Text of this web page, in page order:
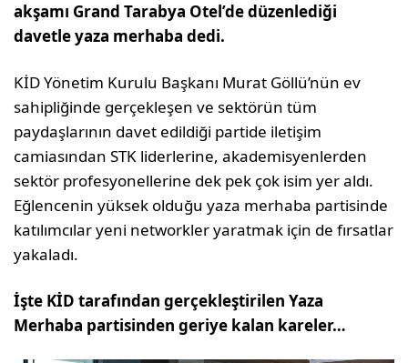
akşamı Grand Tarabya Otel’de düzenlediği
davetle yaza merhaba dedi.
KİD Yönetim Kurulu Başkanı Murat Göllü’nün ev
sahipliğinde gerçekleşen ve sektörün tüm
paydaşlarının davet edildiği partide iletişim
camiasından STK liderlerine, akademisyenlerden
sektör profesyonellerine dek pek çok isim yer aldı.
Eğlencenin yüksek olduğu yaza merhaba partisinde
katılımcılar yeni networkler yaratmak için de fırsatlar
yakaladı.
İşte KİD tarafından gerçekleştirilen Yaza
Merhaba partisinden geriye kalan kareler…